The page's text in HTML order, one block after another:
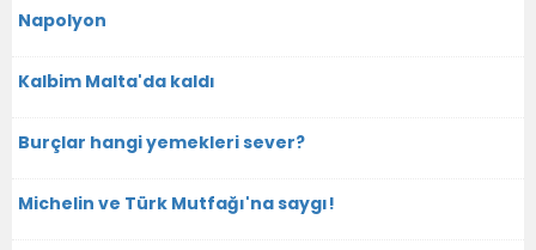
Napolyon
Kalbim Malta'da kaldı
Burçlar hangi yemekleri sever?
Michelin ve Türk Mutfağı'na saygı!